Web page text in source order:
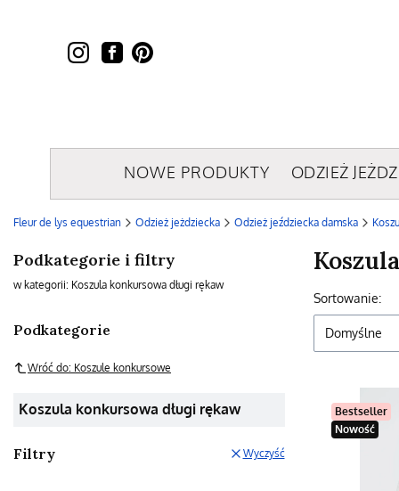
NOWE PRODUKTY ODZIEŻ
Fleur de lys equestrian Odzież jeżdziecka Odzież jeździecka damska
Podkategorie i filtry
w kategorii: Koszula konkursowa długi rękaw
Podkategorie
Wróć do: Koszule konkursowe
Koszula konkursowa długi rękaw
Filtry Wyczyść
Lista
Sortowanie:
Domyślne
Bestseller
Nowość